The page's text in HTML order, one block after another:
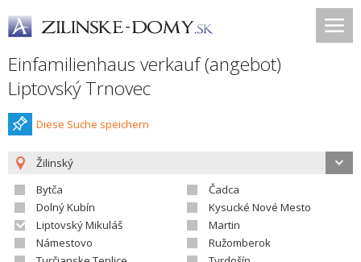
Einfamilienhaus verkauf (angebot)
Liptovský Trnovec
Diese Suche speichern
Žilinský
Bytča
Čadca
Dolný Kubín
Kysucké Nové Mesto
Liptovský Mikuláš
Martin
Námestovo
Ružomberok